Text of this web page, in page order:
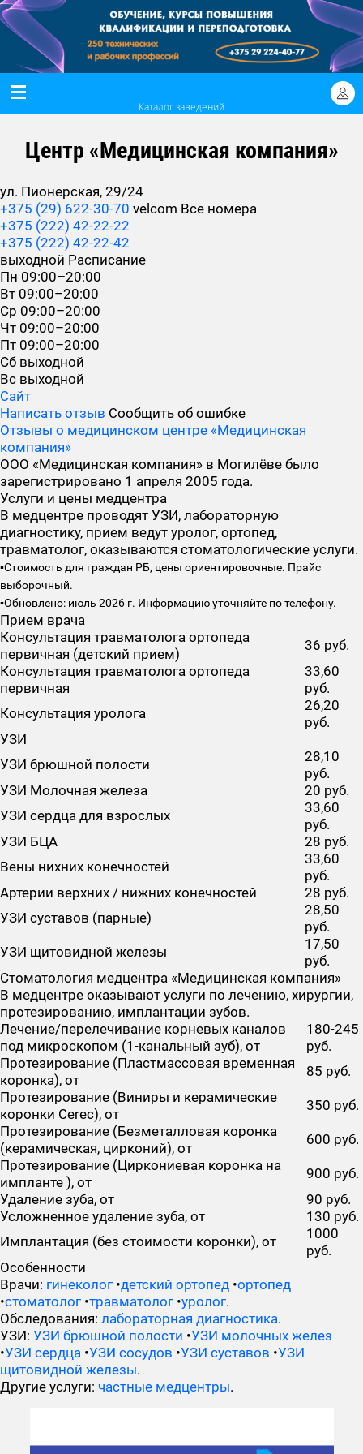
Каталог заведений
Центр «Медицинская компания»
ул. Пионерская, 29/24
+375 (29) 622-30-70 velcom Все номера
+375 (222) 42-22-22
+375 (222) 42-22-42
выходной Расписание
Пн 09:00–20:00
Вт 09:00–20:00
Ср 09:00–20:00
Чт 09:00–20:00
Пт 09:00–20:00
Сб выходной
Вс выходной
Сайт
Написать отзыв Сообщить об ошибке
Отзывы о медицинском центре «Медицинская
компания»
ООО «Медицинская компания» в Могилёве было
зарегистрировано 1 апреля 2005 года.
Услуги и цены медцентра
В медцентре проводят УЗИ, лабораторную
диагностику, прием ведут уролог, ортопед,
травматолог, оказываются стоматологические услуги.
▪️Стоимость для граждан РБ, цены ориентировочные. Прайс
выборочный.
▪️Обновлено: июль 2026 г. Информацию уточняйте по телефону.
Прием врача
Консультация травматолога ортопеда
первичная (детский прием)
36 руб.
Консультация травматолога ортопеда
первичная
33,60
руб.
Консультация уролога
26,20
руб.
УЗИ
УЗИ брюшной полости
28,10
руб.
УЗИ Молочная железа
20 руб.
УЗИ сердца для взрослых
33,60
руб.
УЗИ БЦА
28 руб.
Вены нихних конечностей
33,60
руб.
Артерии верхних / нижних конечностей
28 руб.
УЗИ суставов (парные)
28,50
руб.
УЗИ щитовидной железы
17,50
руб.
Стоматология медцентра «Медицинская компания»
В медцентре оказывают услуги по лечению, хирургии,
протезированию, имплантации зубов.
Лечение/перелечивание корневых каналов
под микроскопом (1-канальный зуб), от
180-245
руб.
Протезирование (Пластмассовая временная
коронка), от
85 руб.
Протезирование (Виниры и керамические
коронки Cerec), от
350 руб.
Протезирование (Безметалловая коронка
(керамическая, цирконий), от
600 руб.
Протезирование (Циркониевая коронка на
импланте ), от
900 руб.
Удаление зуба, от
90 руб.
Усложненное удаление зуба, от
130 руб.
Имплантация (без стоимости коронки), от
1000
руб.
Особенности
Врачи: гинеколог •детский ортопед •ортопед
•стоматолог •травматолог •уролог.
Обследования: лабораторная диагностика.
УЗИ: УЗИ брюшной полости •УЗИ молочных желез
•УЗИ сердца •УЗИ сосудов •УЗИ суставов •УЗИ
щитовидной железы.
Другие услуги: частные медцентры.